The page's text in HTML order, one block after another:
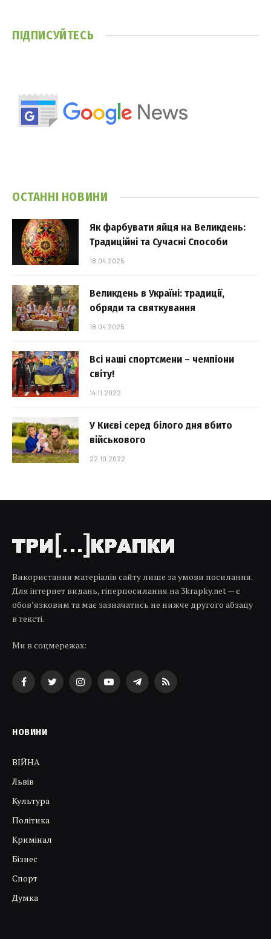
ПІДПИСУЙТЕСЬ
ОСТАННІ НОВИНИ
Як фарбувати яйця на Великдень:
Традиційні та Сучасні Способи
18.04.2025
Великдень в Україні: традиції,
обряди та святкування
18.04.2025
Всі наші спортсмени – чемпіони
світу!
14.11.2022
У Києві серед білого дня вбито
військового
22.10.2022
Використання матеріалів сайту лише за умови посилання.
Для інтернет видань, гіперпосилання на 3krapky.net — є
обов’язковим та має зазначатись не нижче другого абзацу
в тексті.
Ми в соцмережах:
FacebookTwitterInstagramYouTubeTelegramRSS
НОВИНИ
ВІЙНА
Львів
Культура
Політика
Кримінал
Бізнес
Спорт
Думка